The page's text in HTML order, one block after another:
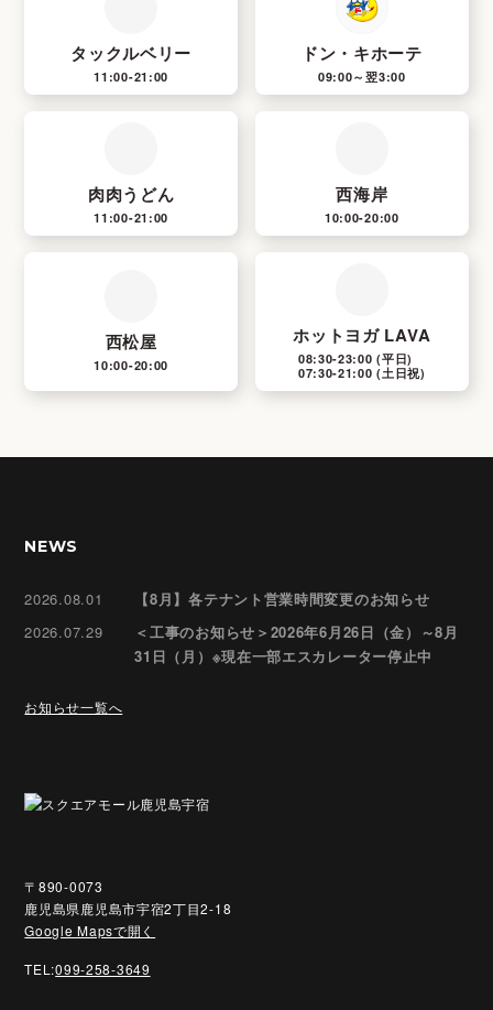
タックルベリー
11:00-21:00
ドン・キホーテ
09:00～翌3:00
肉肉うどん
11:00-21:00
西海岸
10:00-20:00
西松屋
10:00-20:00
ホットヨガ LAVA
08:30-23:00(平日)
07:30-21:00(土日祝)
NEWS
2026.08.01
【8月】各テナント営業時間変更のお知らせ
2026.07.29
＜工事のお知らせ＞2026年6月26日（金）～8月
31日（月）※現在一部エスカレーター停止中
お知らせ一覧へ
〒890-0073
鹿児島県鹿児島市宇宿2丁目2-18
Google Mapsで開く
TEL:099-258-3649